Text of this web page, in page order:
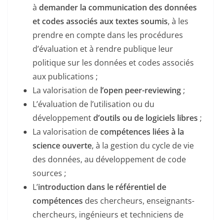
à demander la communication des données
et codes associés aux textes soumis, à les
prendre en compte dans les procédures
d’évaluation et à rendre publique leur
politique sur les données et codes associés
aux publications ;
La valorisation de l’open peer-reviewing ;
L’évaluation de l’utilisation ou du
développementd’outils ou de logiciels libres ;
La valorisation decompétences liées à la
science ouverte, à la gestion du cycle de vie
des données, au développement de code
sources ;
L’introduction dans le référentiel de
compétences des chercheurs, enseignants-
chercheurs, ingénieurs et techniciens de